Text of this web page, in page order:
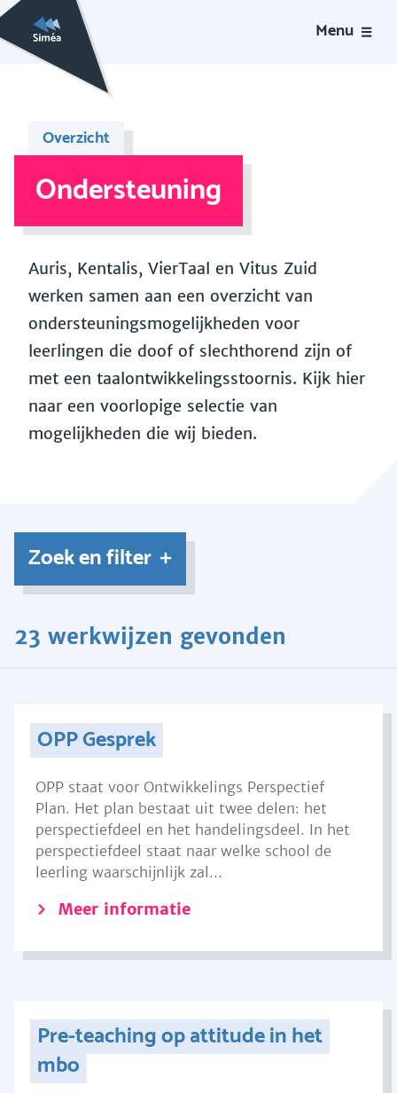
Menu
Overzicht
Ondersteuning
Auris, Kentalis, VierTaal en Vitus Zuid
werken samen aan een overzicht van
ondersteuningsmogelijkheden voor
leerlingen die doof of slechthorend zijn of
met een taalontwikkelingsstoornis. Kijk hier
naar een voorlopige selectie van
mogelijkheden die wij bieden.
Zoek en filter
23 werkwijzen gevonden
OPP Gesprek
OPP staat voor Ontwikkelings Perspectief
Plan. Het plan bestaat uit twee delen: het
perspectiefdeel en het handelingsdeel. In het
perspectiefdeel staat naar welke school de
leerling waarschijnlijk zal...
Meer informatie
Pre-teaching op attitude in het
mbo